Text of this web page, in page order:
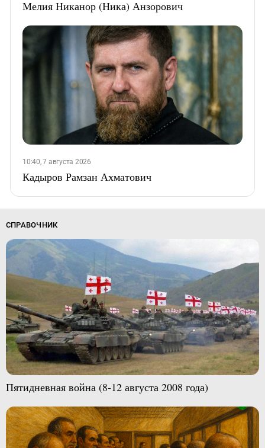
Мелия Никанор (Ника) Анзорович
10:40, 7 августа 2026
Кадыров Рамзан Ахматович
СПРАВОЧНИК
Пятидневная война (8-12 августа 2008 года)